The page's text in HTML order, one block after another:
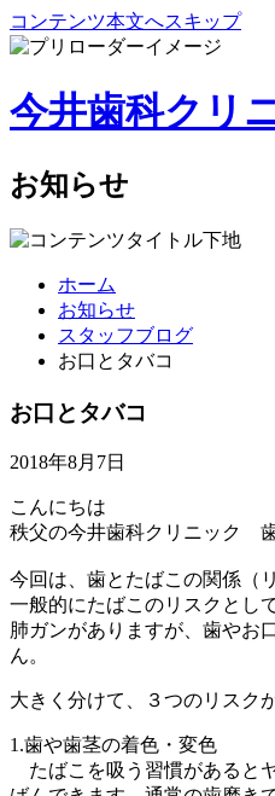
コンテンツ本文へスキップ
今井歯科クリ
お知らせ
ホーム
お知らせ
スタッフブログ
お口とタバコ
お口とタバコ
2018年8月7日
こんにちは
秩父の今井歯科クリニック
今回は、歯とたばこの関係（
一般的にたばこのリスクとし
肺ガンがありますが、歯やお
ん。
大きく分けて、３つのリスク
1.歯や歯茎の着色・変色
たばこを吸う習慣があると